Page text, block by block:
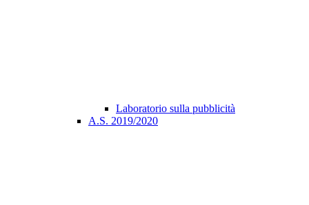
Laboratorio sulla pubblicità
A.S. 2019/2020